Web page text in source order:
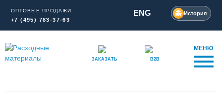
ОПТОВЫЕ ПРОДАЖИ
+7 (495) 783-37-63
ENG История
ЗАКАЗАТЬ B2B
МЕНЮ